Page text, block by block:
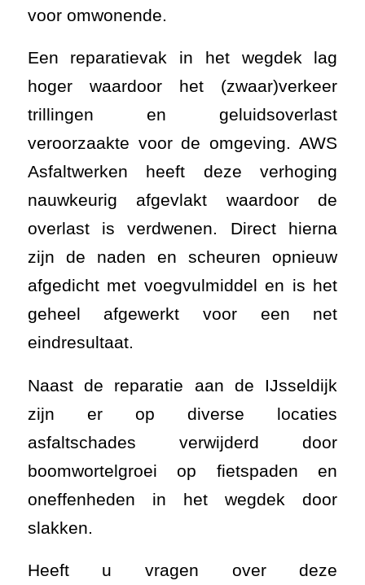
voor omwonende.
Een reparatievak in het wegdek lag
hoger waardoor het (zwaar)verkeer
trillingen en geluidsoverlast
veroorzaakte voor de omgeving. AWS
Asfaltwerken heeft deze verhoging
nauwkeurig afgevlakt waardoor de
overlast is verdwenen. Direct hierna
zijn de naden en scheuren opnieuw
afgedicht met voegvulmiddel en is het
geheel afgewerkt voor een net
eindresultaat.
Naast de reparatie aan de IJsseldijk
zijn er op diverse locaties
asfaltschades verwijderd door
boomwortelgroei op fietspaden en
oneffenheden in het wegdek door
slakken.
Heeft u vragen over deze